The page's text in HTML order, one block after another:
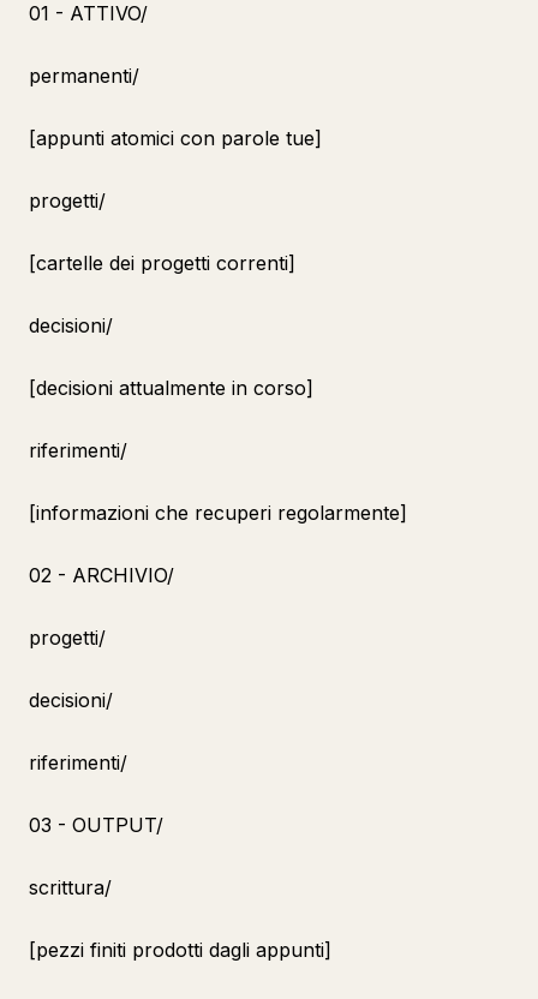
01 - ATTIVO/
permanenti/
[appunti atomici con parole tue]
progetti/
[cartelle dei progetti correnti]
decisioni/
[decisioni attualmente in corso]
riferimenti/
[informazioni che recuperi regolarmente]
02 - ARCHIVIO/
progetti/
decisioni/
riferimenti/
03 - OUTPUT/
scrittura/
[pezzi finiti prodotti dagli appunti]